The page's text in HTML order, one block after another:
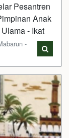
Pesantren
Anak
- Ikat
-